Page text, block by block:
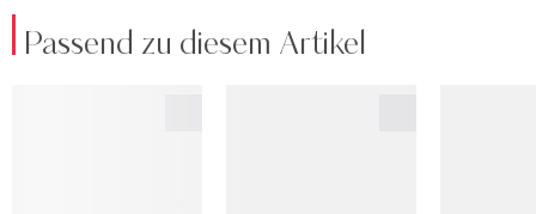
Passend zu diesem Artikel